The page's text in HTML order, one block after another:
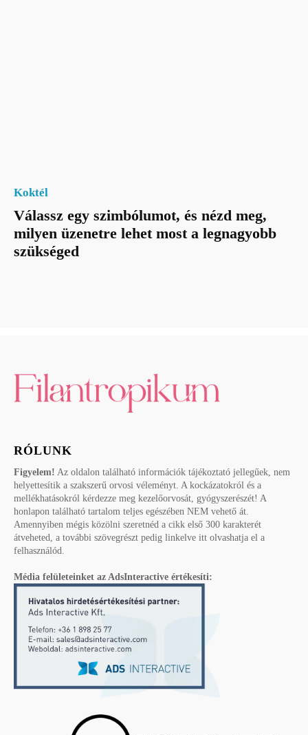
Koktél
Válassz egy szimbólumot, és nézd meg,
milyen üzenetre lehet most a legnagyobb
szükséged
RÓLUNK
Figyelem! Az oldalon található információk tájékoztató jellegűek, nem
helyettesítik a szakszerű orvosi véleményt. A kockázatokról és a
mellékhatásokról kérdezze meg kezelőorvosát, gyógyszerészét! A
honlapon található tartalom teljes egészében NEM vehető át.
Amennyiben mégis közölni szeretnéd a cikk első 300 karakterét
átveheted, a további szövegrészt pedig linkelve itt olvashatja el a
felhasználód.
Média felületeinket az AdsInteractive értékesíti: